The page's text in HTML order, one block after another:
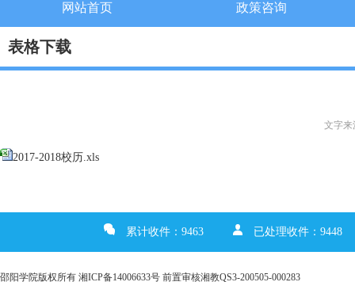
网站首页 政策咨询
表格下载
文字
2017-2018校历.xls
累计收件：9463 已处理收件：9448
邵阳学院版权所有 湘ICP备14006633号 前置审核湘教QS3-200505-000283